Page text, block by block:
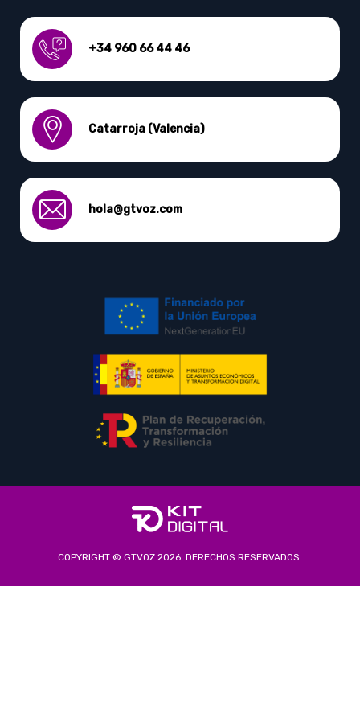
+34 960 66 44 46
Catarroja (Valencia)
hola@gtvoz.com
COPYRIGHT © GTVOZ 2026. DERECHOS RESERVADOS.